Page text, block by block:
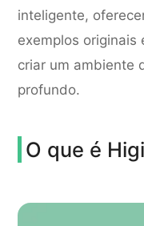
inteligente,
exemplos originais
criar um ambiente
profundo.
O que é